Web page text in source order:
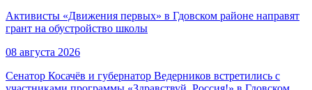
Активисты «Движения первых» в Гдовском районе направят
грант на обустройство школы
08 августа 2026
Сенатор Косачёв и губернатор Ведерников встретились с